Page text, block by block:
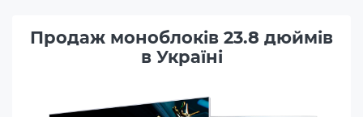
Продаж моноблоків 23.8 дюймів
в Україні